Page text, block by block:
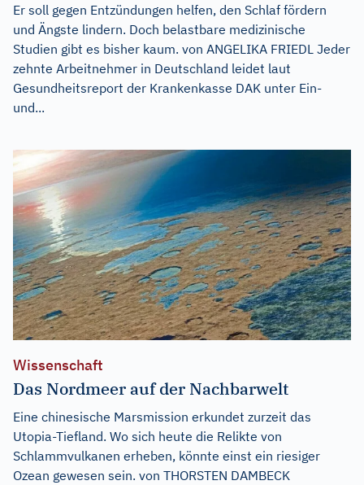
Er soll gegen Entzündungen helfen, den Schlaf fördern
und Ängste lindern. Doch belastbare medizinische
Studien gibt es bisher kaum. von ANGELIKA FRIEDL Jeder
zehnte Arbeitnehmer in Deutschland leidet laut
Gesundheitsreport der Krankenkasse DAK unter Ein-
und...
Wissenschaft
Das Nordmeer auf der Nachbarwelt
Eine chinesische Marsmission erkundet zurzeit das
Utopia-Tiefland. Wo sich heute die Relikte von
Schlammvulkanen erheben, könnte einst ein riesiger
Ozean gewesen sein. von THORSTEN DAMBECK